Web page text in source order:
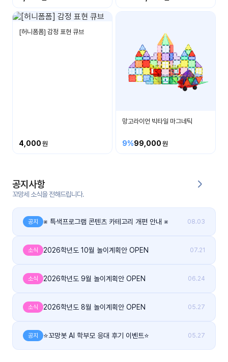
커
그
[허니폼폼] 감정 표현 큐브
4,000
망고라이언 빅타일 마그네틱
9%99,000
공지사항
꼬망세 소식을 전해드립니다.
공지 ※ 특색프로그램 콘텐츠 카테고리 개편 안내 ※ 08.03
소식 2026학년도 10월 놀이계획안 OPEN 07.21
소식 2026학년도 9월 놀이계획안 OPEN 06.24
소식 2026학년도 8월 놀이계획안 OPEN 05.27
공지 ⭐꼬망봇 AI 학부모 응대 후기 이벤트⭐ 05.27